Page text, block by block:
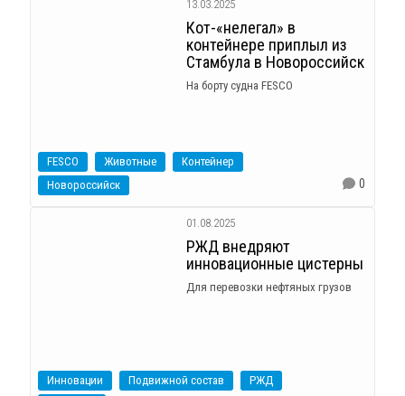
13.03.2025
Кот-«нелегал» в
контейнере приплыл из
Стамбула в Новороссийск
На борту судна FESCO
FESCO Животные
Контейнер
Новороссийск
0
01.08.2025
РЖД внедряют
инновационные цистерны
Для перевозки нефтяных грузов
Инновации Подвижной состав РЖД